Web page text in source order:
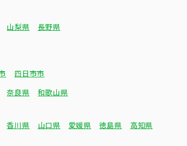
山梨県
長野県
四日市市
奈良県
和歌山県
香川県 山口県 愛媛県 徳島県
高知県